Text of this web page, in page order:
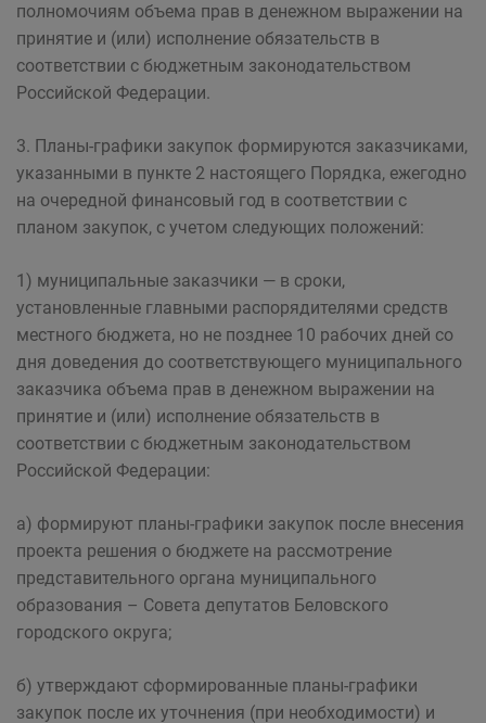
полномочиям объема прав в денежном выражении на
принятие и (или) исполнение обязательств в
соответствии с бюджетным законодательством
Российской Федерации.
3. Планы-графики закупок формируются заказчиками,
указанными в пункте 2 настоящего Порядка, ежегодно
на очередной финансовый год в соответствии с
планом закупок, с учетом следующих положений:
1) муниципальные заказчики — в сроки,
установленные главными распорядителями средств
местного бюджета, но не позднее 10 рабочих дней со
дня доведения до соответствующего муниципального
заказчика объема прав в денежном выражении на
принятие и (или) исполнение обязательств в
соответствии с бюджетным законодательством
Российской Федерации:
а) формируют планы-графики закупок после внесения
проекта решения о бюджете на рассмотрение
представительного органа муниципального
образования – Совета депутатов Беловского
городского округа;
б) утверждают сформированные планы-графики
закупок после их уточнения (при необходимости) и